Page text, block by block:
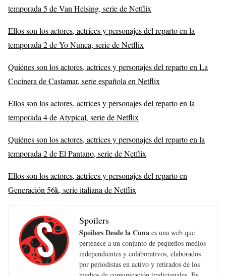
temporada 5 de Van Helsing, serie de Netflix
Ellos son los actores, actrices y personajes del reparto en la
temporada 2 de Yo Nunca, serie de Netflix
Quiénes son los actores, actrices y personajes del reparto en La
Cocinera de Castamar, serie española en Netflix
Ellos son los actores, actrices y personajes del reparto en la
temporada 4 de Atypical, serie de Netflix
Quiénes son los actores, actrices y personajes del reparto en la
temporada 2 de El Pantano, serie de Netflix
Ellos son los actores, actrices y personajes del reparto en
Generación 56k, serie italiana de Netflix
Spoilers
Spoilers Desde la Cuna es una web que
pertenece a un conjunto de pequeños medios
independientes y colaborativos, elaborados
por periodistas en activo y retirados de los